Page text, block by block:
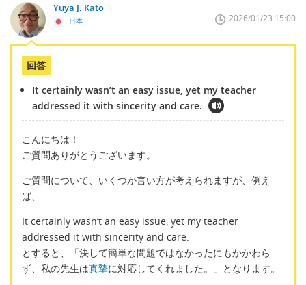
Yuya J. Kato
日本 2026/01/23 15:00
回答
It certainly wasn’t an easy issue, yet my teacher
addressed it with sincerity and care.
こんにちは！
ご質問ありがとうございます。
ご質問について、いくつか言い方が考えられますが、例え
ば、
It certainly wasn’t an easy issue, yet my teacher
addressed it with sincerity and care.
とすると、「決して簡単な問題ではなかったにもかかわら
ず、私の先生は真摯に対応してくれました。」となります。